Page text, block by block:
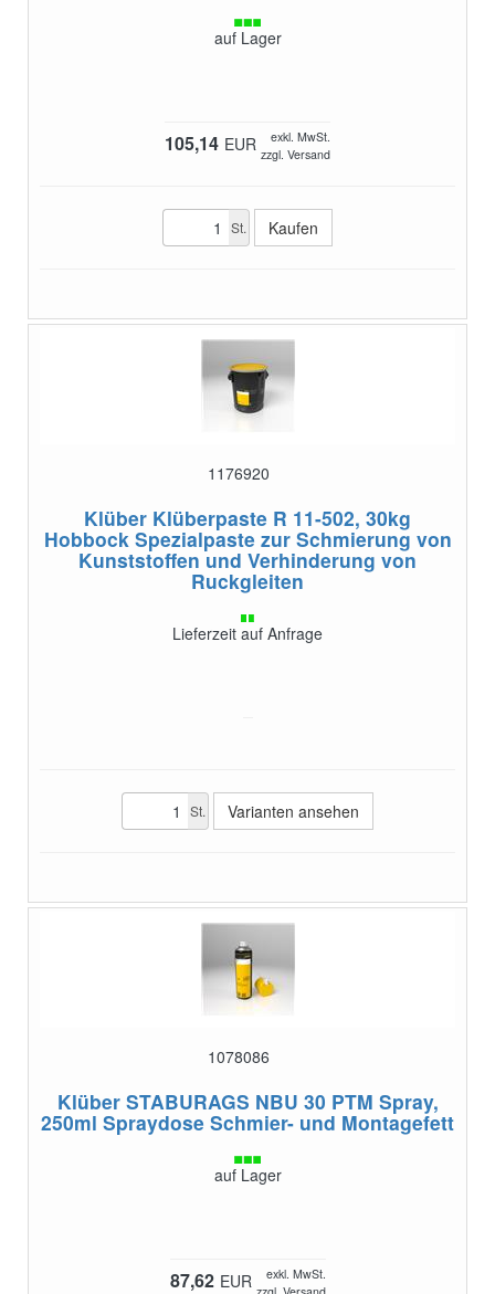
auf Lager
105,14 EUR
exkl. MwSt.
zzgl. Versand
St.
1176920
Klüber Klüberpaste R 11-502, 30kg
Hobbock Spezialpaste zur Schmierung von
Kunststoffen und Verhinderung von
Ruckgleiten
Lieferzeit auf Anfrage
St. Varianten ansehen
1078086
Klüber STABURAGS NBU 30 PTM Spray,
250ml Spraydose Schmier- und Montagefett
auf Lager
87,62 EUR
exkl. MwSt.